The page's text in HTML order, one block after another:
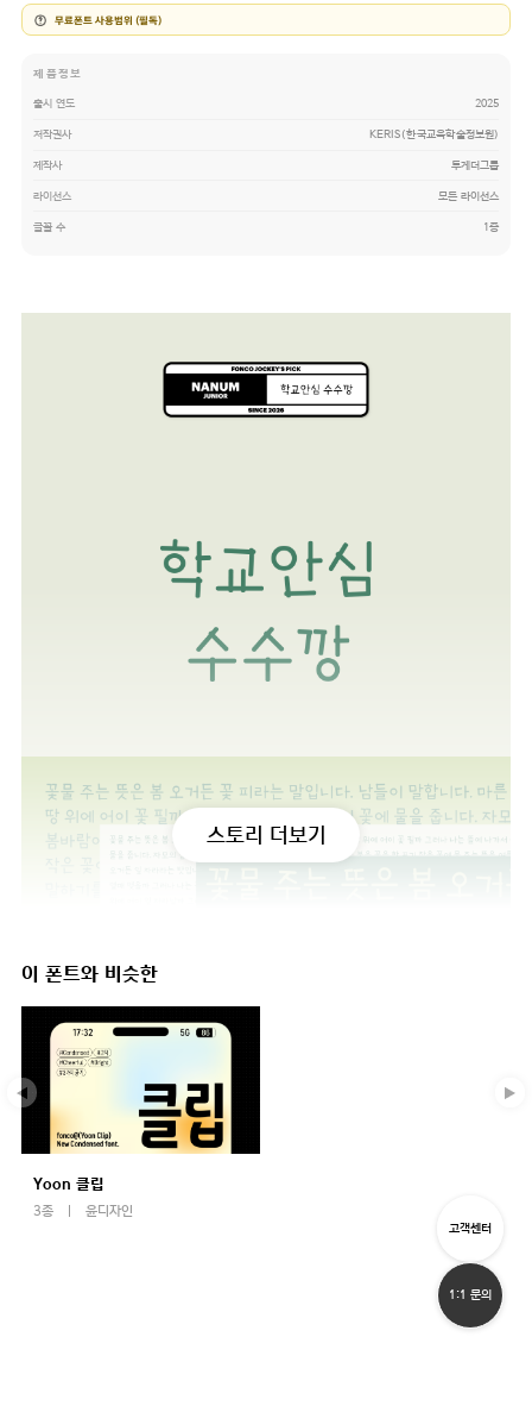
무료폰트 사용범위 (필독)
제품정보
출시 연도 2025
저작권사 KERIS(한국교육학술정보원)
제작사 투게더그룹
라이선스 모든 라이선스
글꼴 수 1종
스토리 더보기
이 폰트와 비슷한
Yoon 클립
3종 윤디자인
고객센터
1:1 문의